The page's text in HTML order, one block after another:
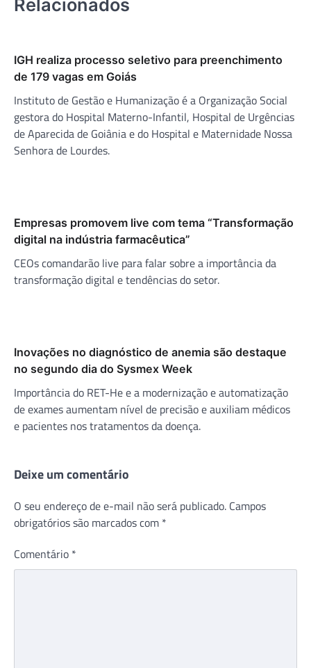
Relacionados
IGH realiza processo seletivo para preenchimento
de 179 vagas em Goiás
Instituto de Gestão e Humanização é a Organização Social
gestora do Hospital Materno-Infantil, Hospital de Urgências
de Aparecida de Goiânia e do Hospital e Maternidade Nossa
Senhora de Lourdes.
Empresas promovem live com tema “Transformação
digital na indústria farmacêutica”
CEOs comandarão live para falar sobre a importância da
transformação digital e tendências do setor.
Inovações no diagnóstico de anemia são destaque
no segundo dia do Sysmex Week
Importância do RET-He e a modernização e automatização
de exames aumentam nível de precisão e auxiliam médicos
e pacientes nos tratamentos da doença.
Deixe um comentário
O seu endereço de e-mail não será publicado. Campos
obrigatórios são marcados com *
Comentário *